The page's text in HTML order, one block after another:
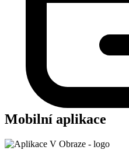
Mobilní aplikace